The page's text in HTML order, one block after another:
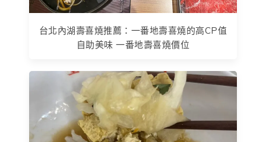
台北內湖壽喜燒推薦：一番地壽喜燒的高CP值
自助美味 一番地壽喜燒價位